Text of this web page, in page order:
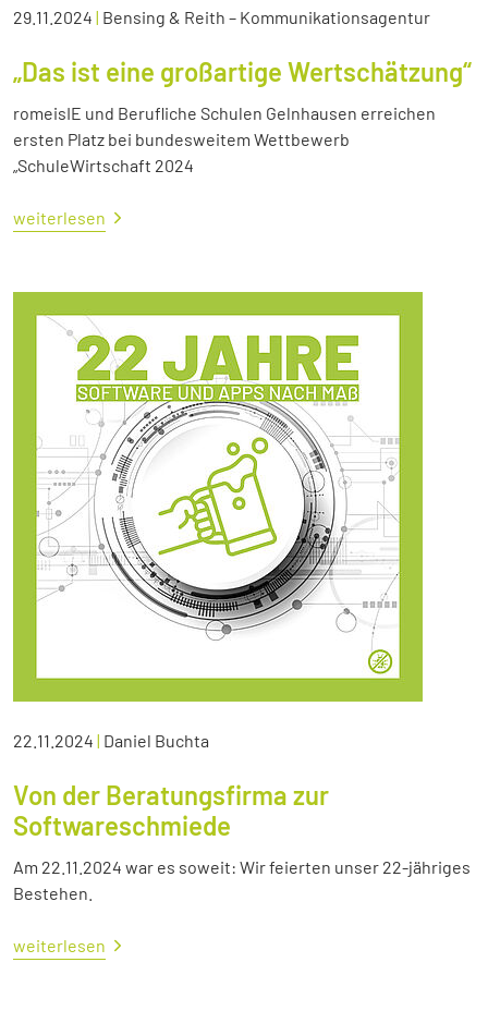
29.11.2024 | Bensing & Reith – Kommunikationsagentur
„Das ist eine großartige Wertschätzung“
romeisIE und Berufliche Schulen Gelnhausen erreichen
ersten Platz bei bundesweitem Wettbewerb
„SchuleWirtschaft 2024
weiterlesen
22.11.2024 | Daniel Buchta
Von der Beratungsfirma zur
Softwareschmiede
Am 22.11.2024 war es soweit: Wir feierten unser 22-jähriges
Bestehen.
weiterlesen